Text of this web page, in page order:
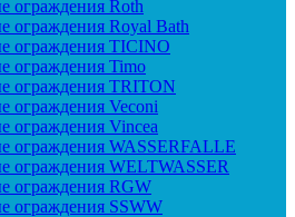
ограждения Roth
ограждения Royal Bath
ограждения TICINO
ограждения Timo
ограждения TRITON
ограждения Veconi
ограждения Vincea
ограждения WASSERFALLE
ограждения WELTWASSER
ограждения RGW
ограждения SSWW